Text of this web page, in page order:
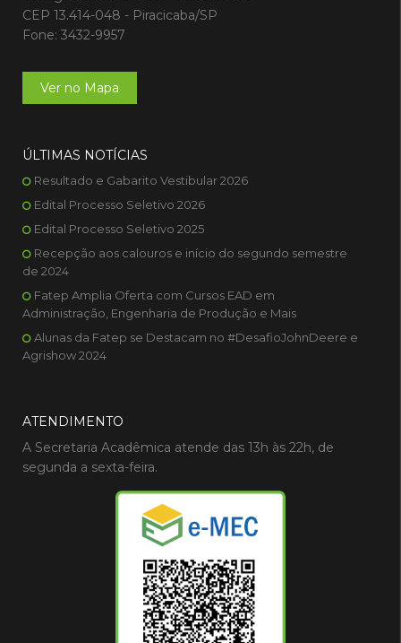
CEP 13.414-048 - Piracicaba/SP
Fone: 3432-9957
Ver no Mapa
ÚLTIMAS NOTÍCIAS
Resultado e Gabarito Vestibular 2026
Edital Processo Seletivo 2026
Edital Processo Seletivo 2025
Recepção aos calouros e início do segundo semestre
de 2024
Fatep Amplia Oferta com Cursos EAD em
Administração, Engenharia de Produção e Mais
Alunas da Fatep se Destacam no #DesafioJohnDeere e
Agrishow 2024
ATENDIMENTO
A Secretaria Acadêmica atende das 13h às 22h, de
segunda a sexta-feira.